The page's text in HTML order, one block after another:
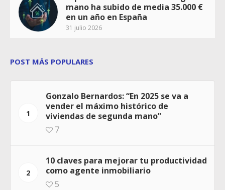
mano ha subido de media 35.000 €
en un año en España
31 julio 2026
POST MÁS POPULARES
1
Gonzalo Bernardos: “En 2025 se va a
vender el máximo histórico de
viviendas de segunda mano”
7
2
10 claves para mejorar tu productividad
como agente inmobiliario
5